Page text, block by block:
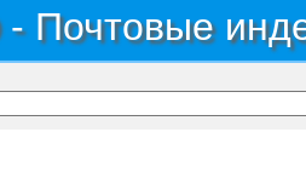
- Почтовые